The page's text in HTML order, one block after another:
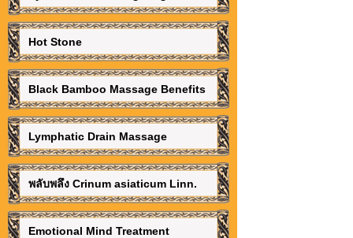
Hot Stone
Black Bamboo Massage Benefits
Lymphatic Drain Massage
พลับพลึง Crinum asiaticum Linn.
Emotional Mind Treatment